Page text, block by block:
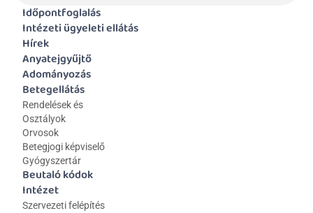
Időpontfoglalás
Intézeti ügyeleti ellátás
Hírek
Anyatejgyűjtő
Adományozás
Betegellátás
Rendelések és
Osztályok
Orvosok
Betegjogi képviselő
Gyógyszertár
Beutaló kódok
Intézet
Szervezeti felépítés